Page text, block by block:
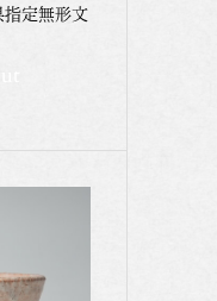
定無形文